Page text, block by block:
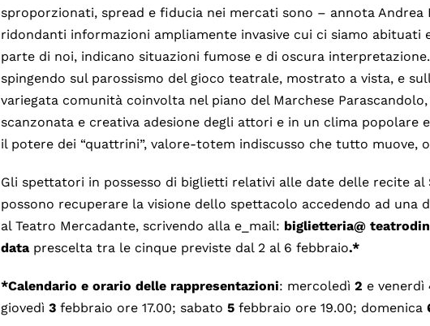
sproporzionati, spread e fiducia nei mercati sono – annota Andrea
ridondanti informazioni ampliamente invasive cui ci siamo abituati
parte di noi, indicano situazioni fumose e di oscura
spingendo sul parossismo del gioco teatrale, mostrato a vista, e
variegata comunità coinvolta nel piano del Marchese
scanzonata e creativa adesione degli attori e in un clima popolare
il potere dei “quattrini”, valore-totem indiscusso che tutto muove,
Gli spettatori in possesso di biglietti relativi alle date delle recite al
possono recuperare la visione dello spettacolo accedendo ad una
al Teatro Mercadante, scrivendo alla e_mail: biglietteria@
data prescelta tra le cinque previste dal 2 al 6 febbraio.*
*Calendario e orario delle rappresentazioni: mercoledì2 e venerdì
giovedì3 febbraio ore 17.00; sabato5 febbraio ore 19.00; domenica